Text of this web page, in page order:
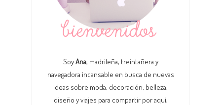
SoyAna, madrileña, treintañera y
navegadora incansable en busca de nuevas
ideas sobre moda, decoración, belleza,
diseño y viajes para compartir por aquí,